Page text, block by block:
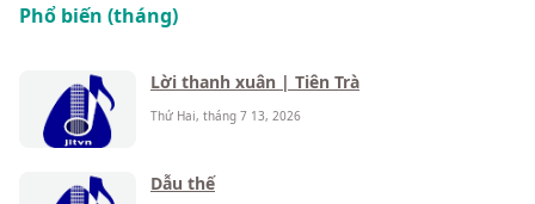
Phổ biến (tháng)
Lời thanh xuân | Tiên Trà
Thứ Hai, tháng 7 13, 2026
Dẫu thế